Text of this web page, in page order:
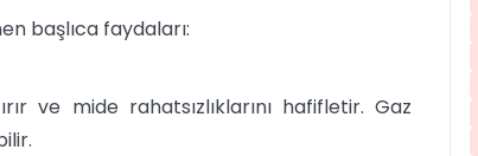
başlıca faydaları:
ve mide rahatsızlıklarını hafifletir. Gaz